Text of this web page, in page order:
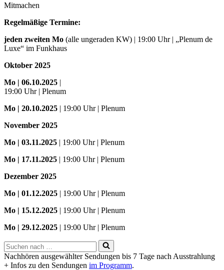
Mitmachen
Regelmäßige Termine:
jeden zweiten Mo (alle ungeraden KW) | 19:00 Uhr | „Plenum de
Luxe“ im Funkhaus
Oktober 2025
Mo | 06.10.2025 |
19:00 Uhr | Plenum
Mo | 20.10.2025 | 19:00 Uhr | Plenum
November 2025
Mo | 03.11.2025 | 19:00 Uhr | Plenum
Mo | 17.11.2025 | 19:00 Uhr | Plenum
Dezember 2025
Mo | 01.12.2025 | 19:00 Uhr | Plenum
Mo | 15.12.2025 | 19:00 Uhr | Plenum
Mo | 29.12.2025 | 19:00 Uhr | Plenum
Suchen
nach …
Nachhören ausgewählter Sendungen bis 7 Tage nach Ausstrahlung
+ Infos zu den Sendungen im Programm.